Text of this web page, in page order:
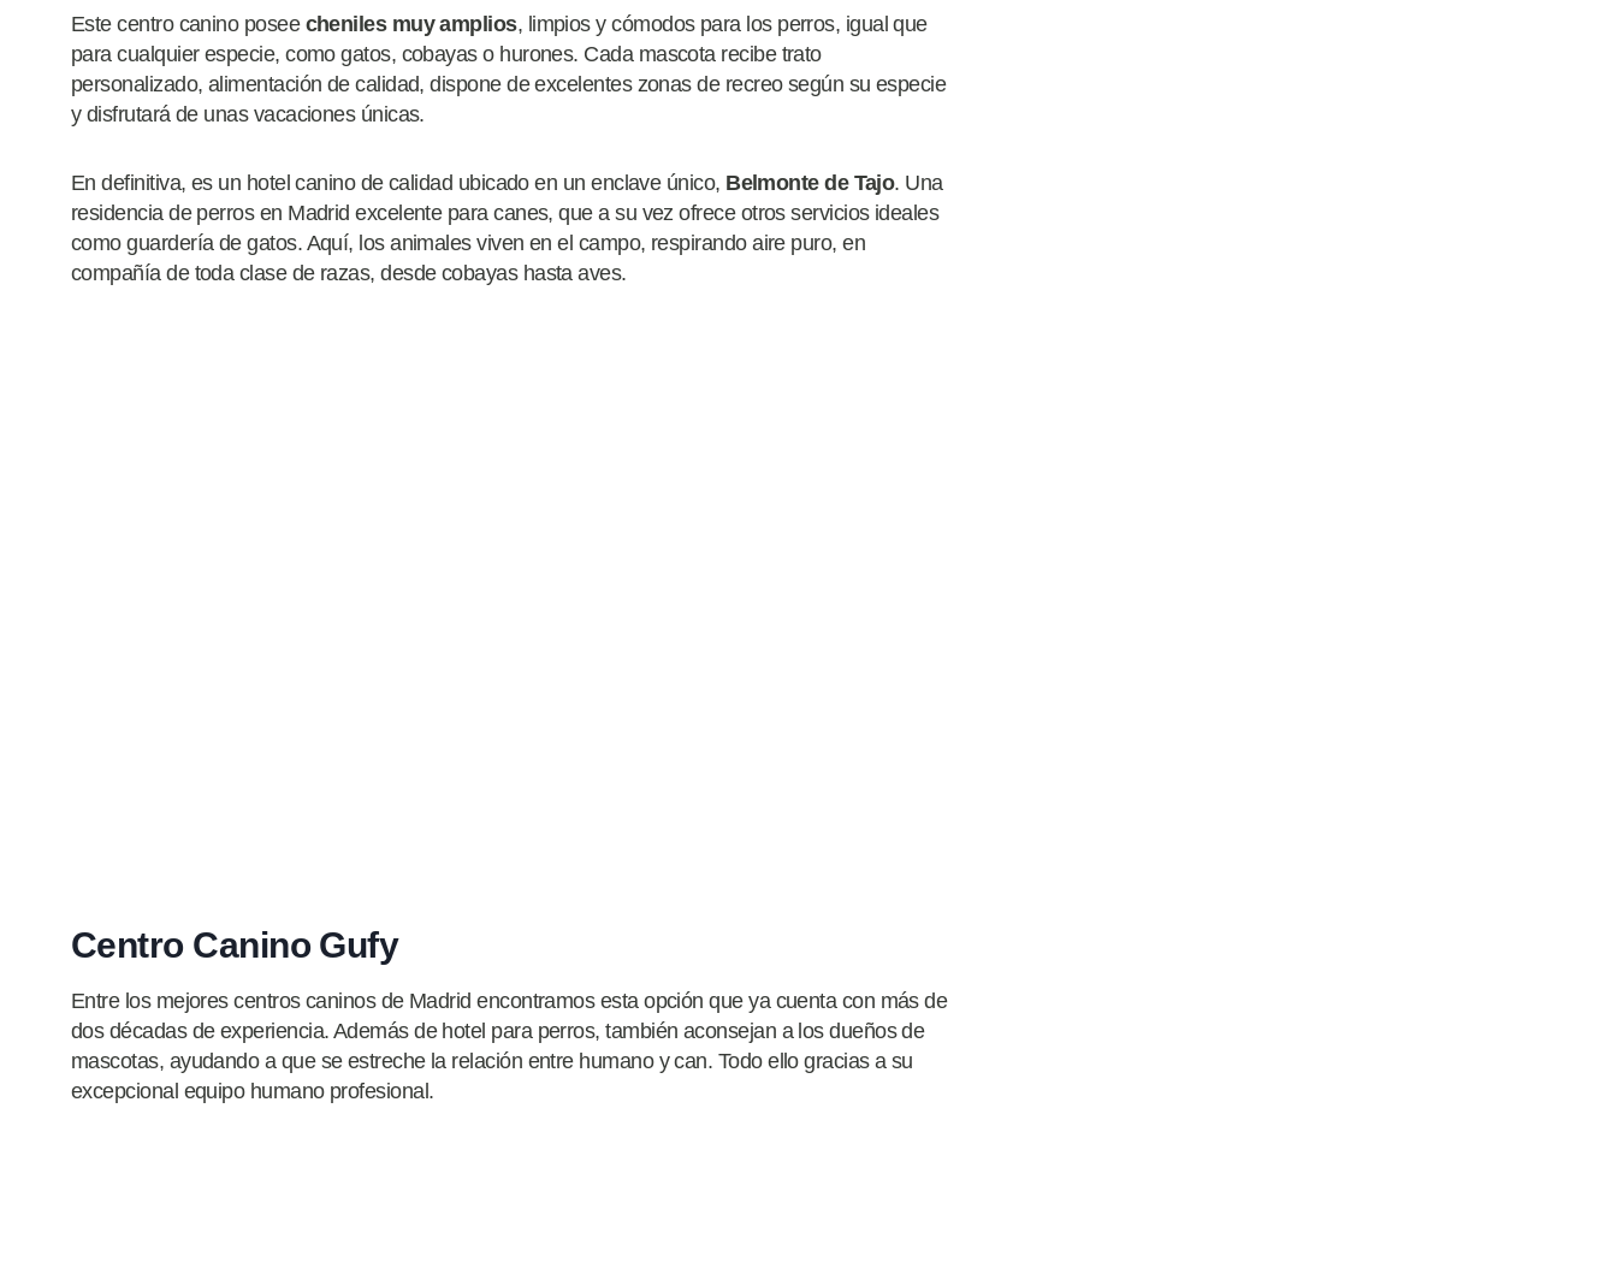
Este centro canino posee cheniles muy amplios, limpios y cómodos para los perros, igual que
para cualquier especie, como gatos, cobayas o hurones. Cada mascota recibe trato
personalizado, alimentación de calidad, dispone de excelentes zonas de recreo según su especie
y disfrutará de unas vacaciones únicas.
En definitiva, es un hotel canino de calidad ubicado en un enclave único, Belmonte de Tajo. Una
residencia de perros en Madrid excelente para canes, que a su vez ofrece otros servicios ideales
como guardería de gatos. Aquí, los animales viven en el campo, respirando aire puro, en
compañía de toda clase de razas, desde cobayas hasta aves.
Centro Canino Gufy
Entre los mejores centros caninos de Madrid encontramos esta opción que ya cuenta con más de
dos décadas de experiencia. Además de hotel para perros, también aconsejan a los dueños de
mascotas, ayudando a que se estreche la relación entre humano y can. Todo ello gracias a su
excepcional equipo humano profesional.